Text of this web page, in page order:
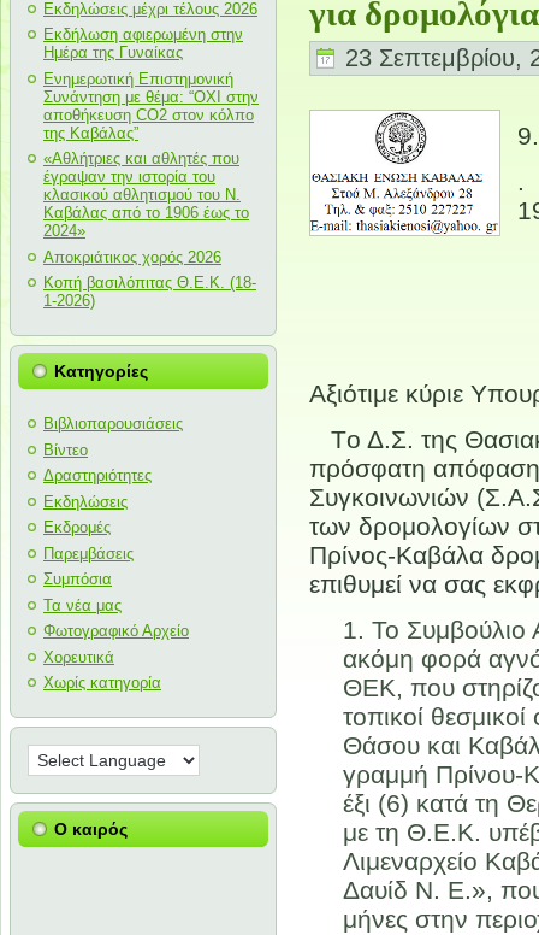
Εκδηλώσεις μέχρι τέλους 2026
Εκδήλωση αφιερωμένη στην
Ημέρα της Γυναίκας
Ενημερωτική Επιστημονική
Συνάντηση με θέμα: “ΟΧΙ στην
αποθήκευση CO2 στον κόλπο
της Καβάλας”
«Αθλήτριες και αθλητές που
έγραψαν την ιστορία του
κλασικού αθλητισμού του Ν.
Καβάλας από το 1906 έως το
2024»
Αποκριάτικος χορός 2026
Κοπή βασιλόπιτας Θ.Ε.Κ. (18-
1-2026)
Κατηγορίες
Βιβλιοπαρουσιάσεις
Βίντεο
Δραστηριότητες
Εκδηλώσεις
Εκδρομές
Παρεμβάσεις
Συμπόσια
Τα νέα μας
Φωτογραφικό Αρχείο
Χορευτικά
Χωρίς κατηγορία
Ο καιρός
για δρομολόγια
23 Σεπτεμβρίου,
Αξιότιμε κύριε
Tο Δ.Σ. της
πρόσφατη απόφαση
Συγκοινωνιών
των δρομολογίων
Πρίνος-Καβάλα
επιθυμεί να σας
Το Συμβούλιο
ακόμη φορά
ΘΕΚ, που
τοπικοί
Θάσου και
γραμμή Πρίνου-
έξι (6) κατά τη
με τη Θ.Ε.Κ.
Λιμεναρχείο
Δαυίδ Ν. Ε.», που
μήνες στην